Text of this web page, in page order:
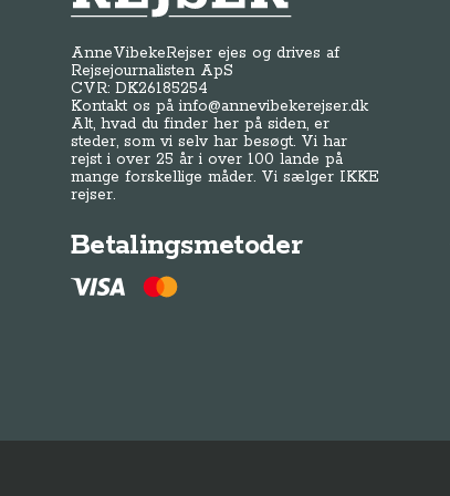
AnneVibekeRejser ejes og drives af
Rejsejournalisten ApS
CVR: DK26185254
Kontakt os påinfo@annevibekerejser.dk
Alt, hvad du finder her på siden, er
steder, som vi selv har besøgt. Vi har
rejst i over 25 år i over 100 lande på
mange forskellige måder. Vi sælger IKKE
rejser.
Betalingsmetoder